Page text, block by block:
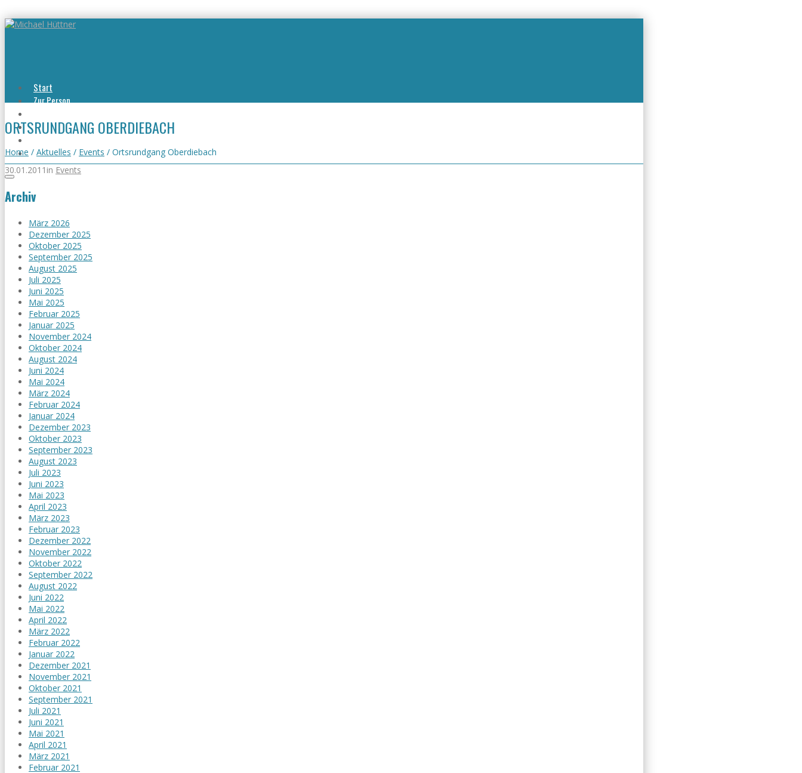
Start
Zur Person
Viel erreicht
Kontakt
ORTSRUNDGANG OBERDIEBACH
Home / Aktuelles / Events / Ortsrundgang Oberdiebach
30.01.2011 in Events
Archiv
März 2026
Dezember 2025
Oktober 2025
September 2025
August 2025
Juli 2025
Juni 2025
Mai 2025
Februar 2025
Januar 2025
November 2024
Oktober 2024
August 2024
Juni 2024
Mai 2024
März 2024
Februar 2024
Januar 2024
Dezember 2023
Oktober 2023
September 2023
August 2023
Juli 2023
Juni 2023
Mai 2023
April 2023
März 2023
Februar 2023
Dezember 2022
November 2022
Oktober 2022
September 2022
August 2022
Juni 2022
Mai 2022
April 2022
März 2022
Februar 2022
Januar 2022
Dezember 2021
November 2021
Oktober 2021
September 2021
Juli 2021
Juni 2021
Mai 2021
April 2021
März 2021
Februar 2021